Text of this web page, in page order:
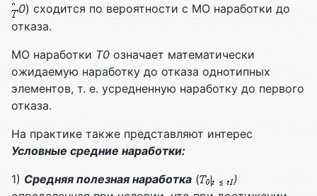
0) сходится по вероятности с МО наработки до
отказа.
МО наработки T0 означает математически
ожидаемую наработку до отказа однотипных
элементов, т. е. усредненную наработку до первого
отказа.
На практике также представляют интерес
Условные средние наработки:
1) Средняя полезная наработка (
)